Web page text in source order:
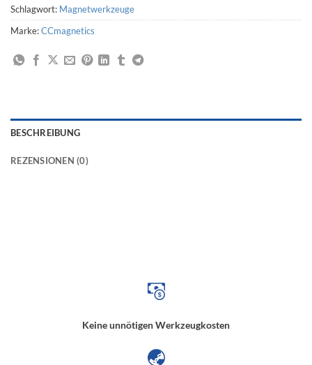
Schlagwort: Magnetwerkzeuge
Marke:CCmagnetics
BESCHREIBUNG
REZENSIONEN (0)
Keine unnötigen Werkzeugkosten